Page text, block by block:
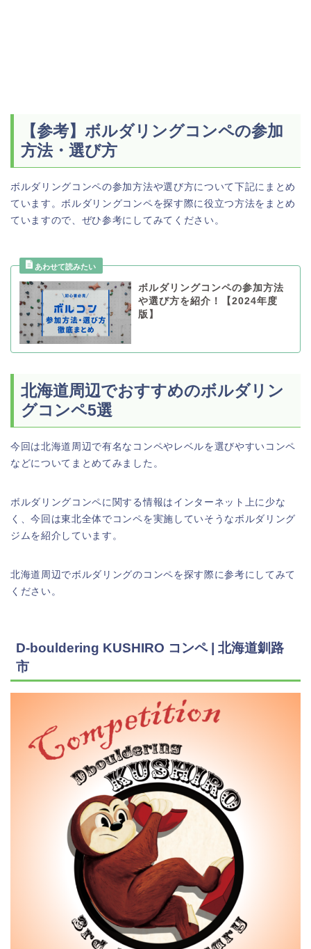
【参考】ボルダリングコンペの参加
方法・選び方
ボルダリングコンペの参加方法や選び方について下記にまとめ
ています。ボルダリングコンペを探す際に役立つ方法をまとめ
ていますので、ぜひ参考にしてみてください。
ボルダリングコンペの参加方法
や選び方を紹介！【2024年度
版】
北海道周辺でおすすめのボルダリン
グコンペ5選
今回は北海道周辺で有名なコンペやレベルを選びやすいコンペ
などについてまとめてみました。
ボルダリングコンペに関する情報はインターネット上に少な
く、今回は東北全体でコンペを実施していそうなボルダリング
ジムを紹介しています。
北海道周辺でボルダリングのコンペを探す際に参考にしてみて
ください。
D-bouldering KUSHIRO コンペ | 北海道釧路
市